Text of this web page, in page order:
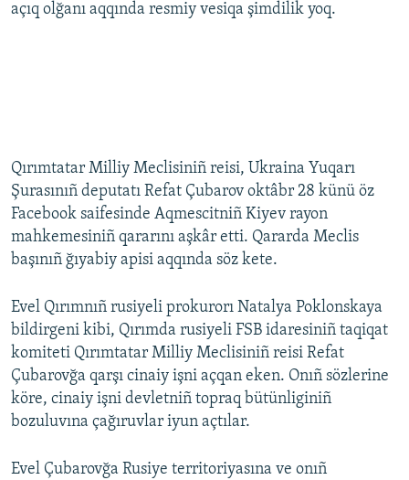
açıq olğanı aqqında resmiy vesiqa şimdilik yoq.
Qırımtatar Milliy Meclisiniñ reisi, Ukraina Yuqarı
Şurasınıñ deputatı Refat Çubarov oktâbr 28 künü öz
Facebook saifesinde Aqmescitniñ Kiyev rayon
mahkemesiniñ qararını aşkâr etti. Qararda Meclis
başınıñ ğıyabiy apisi aqqında söz kete.
Evel Qırımnıñ rusiyeli prokurorı Natalya Poklonskaya
bildirgeni kibi, Qırımda rusiyeli FSB idaresiniñ taqiqat
komiteti Qırımtatar Milliy Meclisiniñ reisi Refat
Çubarovğa qarşı cinaiy işni açqan eken. Onıñ sözlerine
köre, cinaiy işni devletniñ topraq bütünliginiñ
bozuluvına çağıruvlar iyun açtılar.
Evel Çubarovğa Rusiye territoriyasına ve onıñ